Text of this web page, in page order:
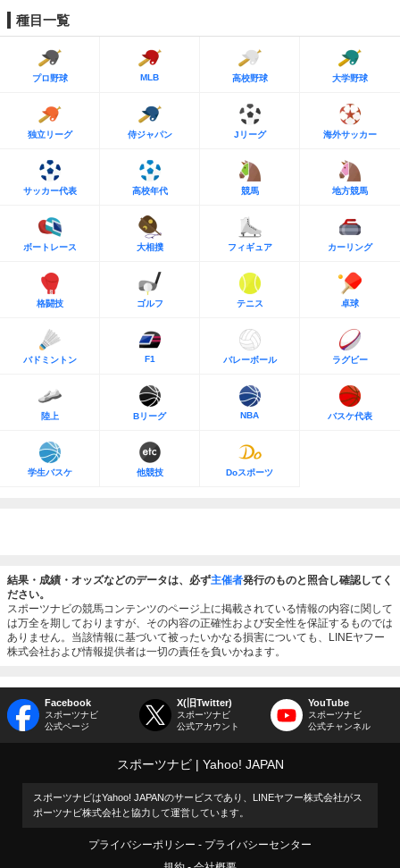
種目一覧
プロ野球 MLB 高校野球 大学野球
独立リーグ 侍ジャパン Jリーグ 海外サッカー
サッカー代表 高校年代 競馬 地方競馬
ボートレース 大相撲 フィギュア カーリング
格闘技 ゴルフ テニス 卓球
バドミントン F1 バレーボール ラグビー
陸上 Bリーグ NBA バスケ代表
学生バスケ 他競技 Doスポーツ
結果・成績・オッズなどのデータは、必ず主催者発行のものと照合し確認してく
ださい。
スポーツナビの競馬コンテンツのページ上に掲載されている情報の内容に関して
は万全を期しておりますが、その内容の正確性および安全性を保証するものでは
ありません。当該情報に基づいて被ったいかなる損害についても、LINEヤフー
株式会社および情報提供者は一切の責任を負いかねます。
Facebook
スポーツナビ
公式ページ
X(旧Twitter)
スポーツナビ
公式アカウント
YouTube
スポーツナビ
公式チャンネル
スポーツナビ Yahoo! JAPAN
スポーツナビはYahoo! JAPANのサービスであり、LINEヤフー株式会社がス
ポーツナビ株式会社と協力して運営しています。
プライバシーポリシー
プライバシーセンター